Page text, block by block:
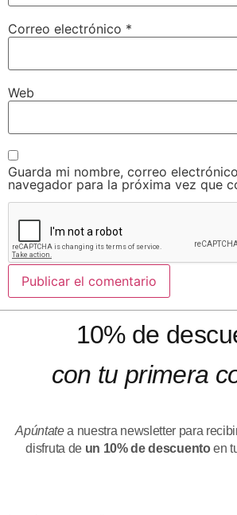
Correo electrónico *
Web
Guarda mi nombre, correo
navegador para la próxima vez que
10% de
con tu primera
Apúntatea nuestra newsletter para
disfruta de un 10% de descuentoen